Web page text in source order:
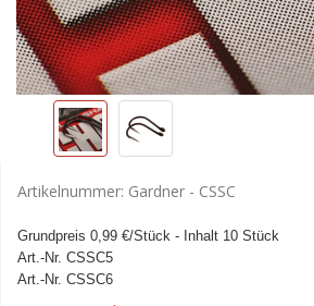
Artikelnummer: Gardner - CSSC
Grundpreis 0,99 €/Stück - Inhalt 10 Stück
Art.-Nr. CSSC5
Art.-Nr. CSSC6